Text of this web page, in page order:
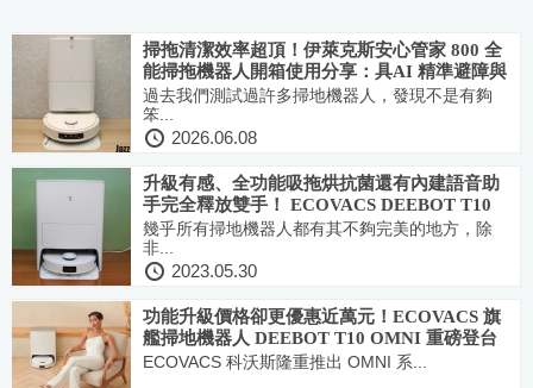
掃拖清潔效率超頂！伊萊克斯安心管家 800 全
能掃拖機器人開箱使用分享：具AI 精準避障與
仿生機械臂和強大資安防護設計
過去我們測試過許多掃地機器人，發現不是有夠
笨...
2026.06.08
升級有感、全功能吸拖烘抗菌還有內建語音助
手完全釋放雙手！ ECOVACS DEEBOT T10
OMNI 旗艦掃拖機器人使用分享
幾乎所有掃地機器人都有其不夠完美的地方，除
非...
2023.05.30
功能升級價格卻更優惠近萬元！ECOVACS 旗
艦掃地機器人 DEEBOT T10 OMNI 重磅登台
ECOVACS 科沃斯隆重推出 OMNI 系...